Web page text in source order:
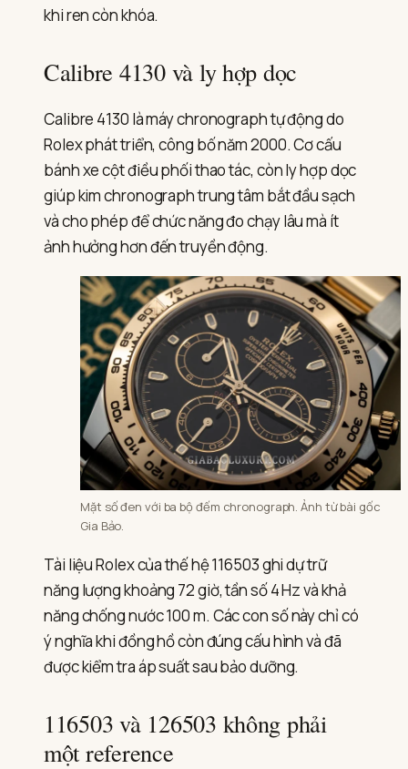
khi ren còn khóa.
Calibre 4130 và ly hợp dọc
Calibre 4130 là máy chronograph tự động do
Rolex phát triển, công bố năm 2000. Cơ cấu
bánh xe cột điều phối thao tác, còn ly hợp dọc
giúp kim chronograph trung tâm bắt đầu sạch
và cho phép để chức năng đo chạy lâu mà ít
ảnh hưởng hơn đến truyền động.
Mặt số đen với ba bộ đếm chronograph. Ảnh từ bài gốc
Gia Bảo.
Tài liệu Rolex của thế hệ 116503 ghi dự trữ
năng lượng khoảng 72 giờ, tần số 4 Hz và khả
năng chống nước 100 m. Các con số này chỉ có
ý nghĩa khi đồng hồ còn đúng cấu hình và đã
được kiểm tra áp suất sau bảo dưỡng.
116503 và 126503 không phải
một reference